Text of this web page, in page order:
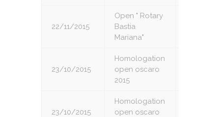
22/11/2015
Open " Rotary
Bastia
Mariana"
23/10/2015
Homologation
open oscaro
2015
23/10/2015
Homologation
open oscaro